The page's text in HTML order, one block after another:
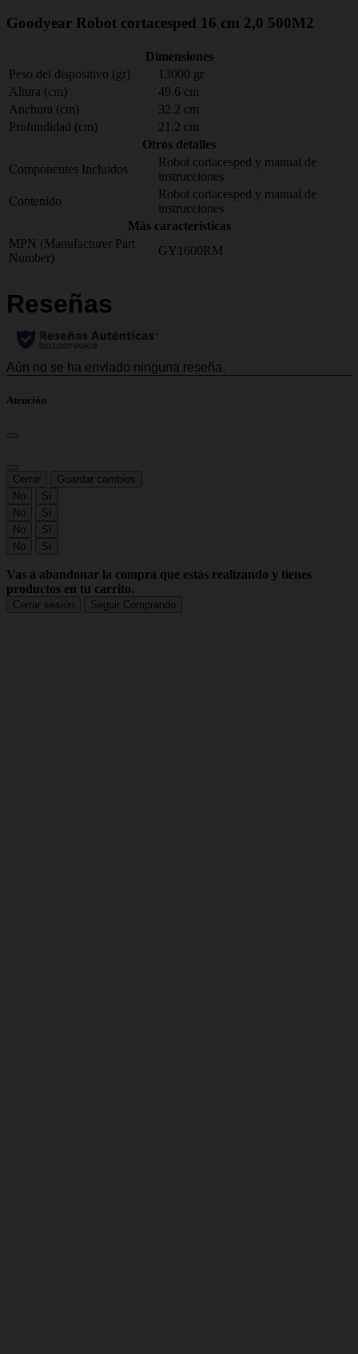
Goodyear Robot cortacesped 16 cm 2,0 500M2
Dimensiones
Peso del dispositivo (gr)
13000 gr
Altura (cm)
49.6 cm
Anchura (cm)
32.2 cm
Profundidad (cm)
21.2 cm
Otros detalles
Componentes Incluidos
Robot cortacesped y manual de
instrucciones
Contenido
Robot cortacesped y manual de
instrucciones
Más características
MPN (Manufacturer Part
Number)
GY1600RM
Atención
Cerrar
Guardar cambios
No
Sí
No
Sí
No
Sí
No
Sí
Vas a abandonar la compra que estás realizando y tienes
productos en tu carrito.
Cerrar sesión Seguir Comprando